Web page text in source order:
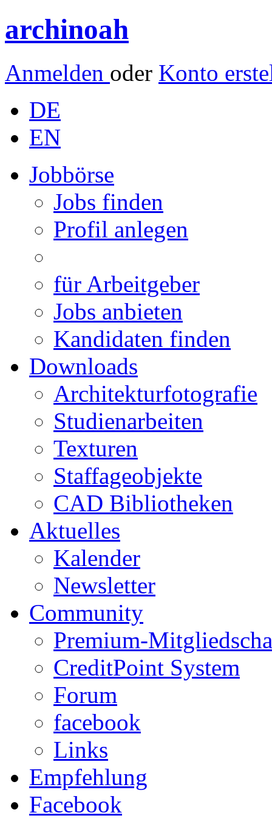
archinoah
Anmelden oder Konto
DE
EN
Jobbörse
Jobs finden
Profil anlegen
für Arbeitgeber
Jobs anbieten
Kandidaten finden
Downloads
Architekturfotografie
Studienarbeiten
Texturen
Staffageobjekte
CAD Bibliotheken
Aktuelles
Kalender
Newsletter
Community
Premium-
CreditPoint System
Forum
facebook
Links
Empfehlung
Facebook